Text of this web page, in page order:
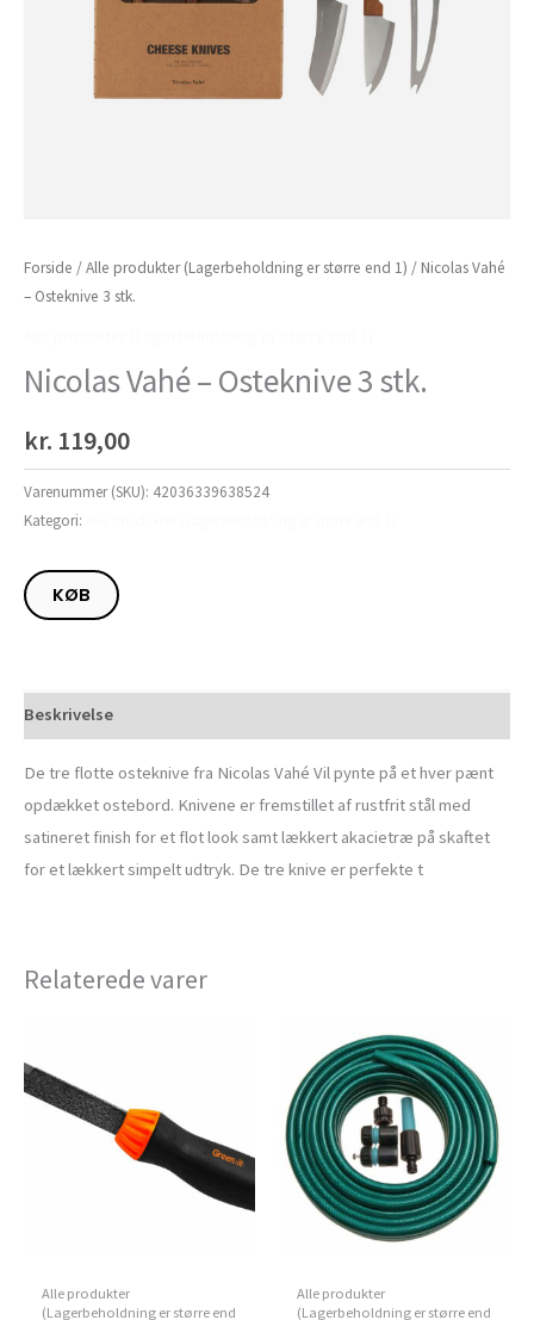
Forside /Alle produkter (Lagerbeholdning er større end 1) / Nicolas Vahé
– Osteknive 3 stk.
Nicolas Vahé – Osteknive 3 stk.
kr. 119,00
Varenummer (SKU): 42036339638524
Kategori:
KØB
Beskrivelse
De tre flotte osteknive fra Nicolas Vahé Vil pynte på et hver pænt
opdækket ostebord. Knivene er fremstillet af rustfrit stål med
satineret finish for et flot look samt lækkert akacietræ på skaftet
for et lækkert simpelt udtryk. De tre knive er perfekte t
Relaterede varer
Alle produkter
(Lagerbeholdning er større end
Alle produkter
(Lagerbeholdning er større end